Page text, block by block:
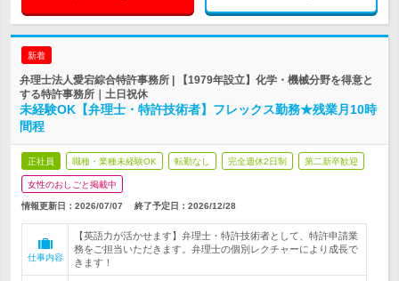
新着
弁理士法人愛宕綜合特許事務所 | 【1979年設立】化学・機械分野を得意と
する特許事務所｜土日祝休
未経験OK【弁理士・特許技術者】フレックス勤務★残業月10時
間程
正社員 職種・業種未経験OK 転勤なし 完全週休2日制 第二新卒歓迎
女性のおしごと掲載中
情報更新日：2026/07/07 終了予定日： 2026/12/28
仕事内容
【英語力が活かせます】弁理士・特許技術者として、特許申請業
務をご担当いただきます。弁理士の個別レクチャーにより成長で
きます！